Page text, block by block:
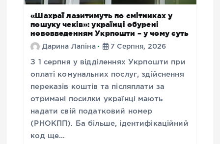
«Шахраї лазитимуть по смітниках у
пошуку чеків»: українці обурені
нововведенням Укрпошти – у чому суть
Дарина Лапіна 7 Серпня, 2026
З 1 серпня у відділеннях Укрпошти при
оплаті комунальних послуг, здійснення
переказів коштів та післяплати за
отримані посилки українці мають
надати свій податковий номер
(РНОКПП). Ба більше, ідентифікаційний
код ще…